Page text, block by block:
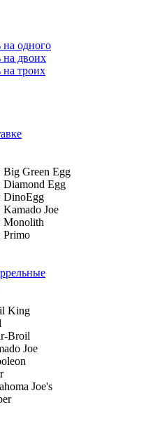
на одного
на двоих
на троих
Big Green Egg
Diamond Egg
DinoEgg
Joe
Monolith
Primo
King
Broil
Joe
Joe's